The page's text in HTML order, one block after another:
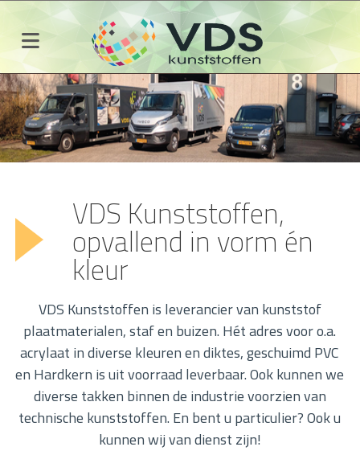
VDS Kunststoffen,
opvallend in vorm én
kleur
VDS Kunststoffen is leverancier van kunststof
plaatmaterialen, staf en buizen. Hét adres voor o.a.
acrylaat in diverse kleuren en diktes, geschuimd PVC
en Hardkern is uit voorraad leverbaar. Ook kunnen we
diverse takken binnen de industrie voorzien van
technische kunststoffen. En bent u particulier? Ook u
kunnen wij van dienst zijn!